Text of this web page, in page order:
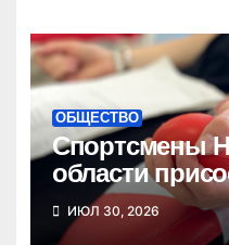
ОБЩЕСТВО
Спортсмены
области
донорской
ИЮЛ 30, 2026